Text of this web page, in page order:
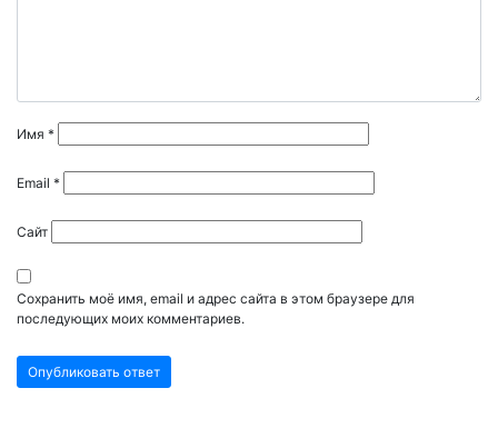
Имя *
Email *
Сайт
Сохранить моё имя, email и адрес сайта в этом браузере для
последующих моих комментариев.